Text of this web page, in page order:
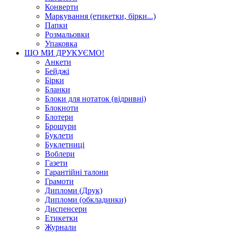
Конверти
Маркування (етикетки, бірки...)
Папки
Розмальовки
Упаковка
ЩО МИ ДРУКУЄМО!
Анкети
Бейджі
Бірки
Бланки
Блоки для нотаток (відривні)
Блокноти
Блотери
Брошури
Буклети
Буклетниці
Воблери
Газети
Гарантійні талони
Грамоти
Дипломи (Друк)
Дипломи (обкладинки)
Диспенсери
Етикетки
Журнали